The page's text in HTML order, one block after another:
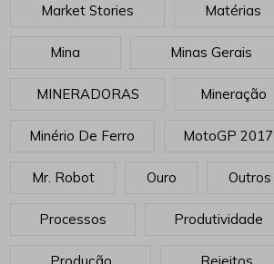
Market Stories Matérias
Mina Minas Gerais
MINERADORAS Mineração
Minério De Ferro MotoGP 2017
Mr. Robot Ouro Outros
Processos Produtividade
Produção Rejeitos